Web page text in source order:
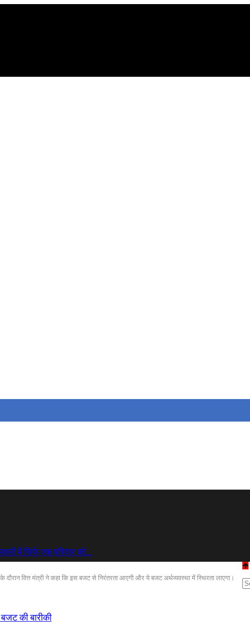
में सिर्फ एक परिवार को…
दौरान वित्त मंत्री ने कहा कि इस बजट से निरंतरता आएगी और ये बजट अर्थव्यवस्था में स्थिरता लाएगा।
की बारीकी